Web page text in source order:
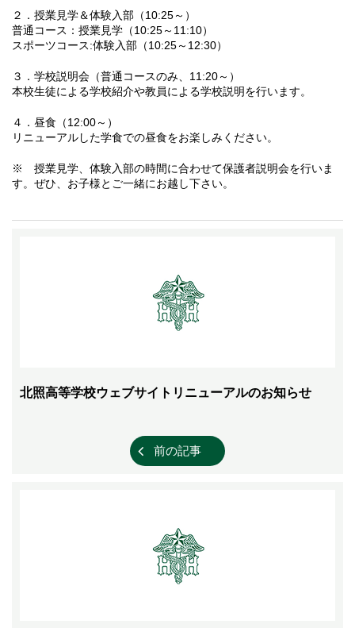
２．授業見学＆体験入部（10:25～）
普通コース：授業見学（10:25～11:10）
スポーツコース:体験入部（10:25～12:30）
３．学校説明会（普通コースのみ、11:20～）
本校生徒による学校紹介や教員による学校説明を行います。
４．昼食（12:00～）
リニューアルした学食での昼食をお楽しみください。
※ 授業見学、体験入部の時間に合わせて保護者説明会を行いま
す。ぜひ、お子様とご一緒にお越し下さい。
北照高等学校ウェブサイトリニューアルのお知らせ
前の記事